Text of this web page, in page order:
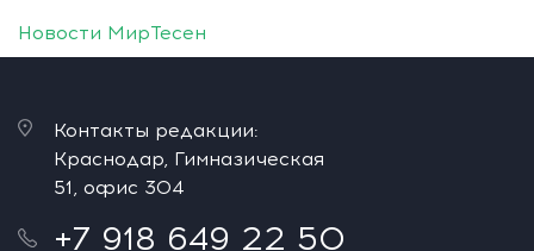
Новости МирТесен
Контакты редакции:
Краснодар, Гимназическая
51, офис 304
+7 918 649 22 50